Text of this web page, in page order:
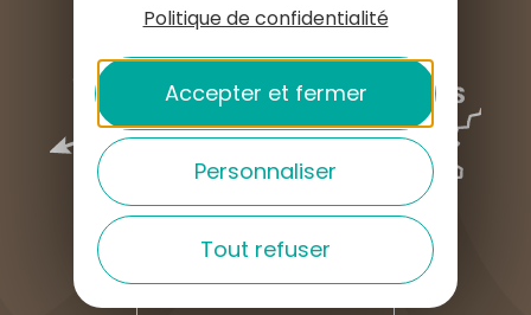
Politique de confidentialité
Accepter et fermer
Personnaliser
Tout refuser